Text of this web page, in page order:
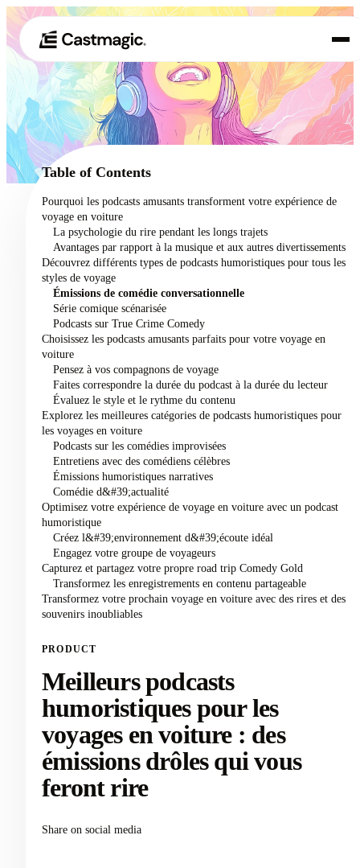
01 Produit
02 Cas d'utilisation
Tarification
À propos de nous
Table of Contents
Pourquoi les podcasts amusants transforment votre expérience de
voyage en voiture
La psychologie du rire pendant les longs trajets
Avantages par rapport à la musique et aux autres divertissements
Découvrez différents types de podcasts humoristiques pour tous les
styles de voyage
Émissions de comédie conversationnelle
Série comique scénarisée
Podcasts sur True Crime Comedy
Choisissez les podcasts amusants parfaits pour votre voyage en
voiture
Pensez à vos compagnons de voyage
Faites correspondre la durée du podcast à la durée du lecteur
Évaluez le style et le rythme du contenu
Explorez les meilleures catégories de podcasts humoristiques pour
les voyages en voiture
Podcasts sur les comédies improvisées
Entretiens avec des comédiens célèbres
Émissions humoristiques narratives
Comédie d&#39;actualité
Optimisez votre expérience de voyage en voiture avec un podcast
humoristique
Créez l&#39;environnement d&#39;écoute idéal
Engagez votre groupe de voyageurs
Capturez et partagez votre propre road trip Comedy Gold
Transformez les enregistrements en contenu partageable
Transformez votre prochain voyage en voiture avec des rires et des
souvenirs inoubliables
PRODUCT
Meilleurs podcasts
humoristiques pour les
voyages en voiture : des
émissions drôles qui vous
feront rire
Share on social media